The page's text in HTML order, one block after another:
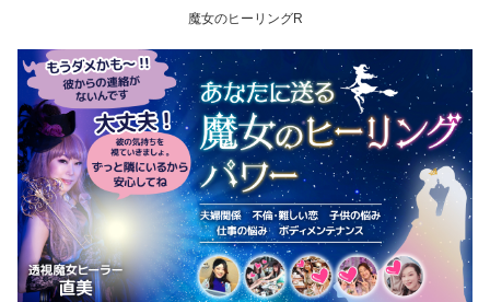
魔女のヒーリングR